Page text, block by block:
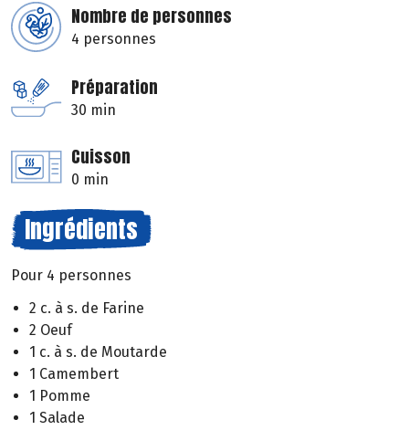
Nombre de personnes
4 personnes
Préparation
30 min
Cuisson
0 min
Ingrédients
Pour 4 personnes
2 c. à s. de Farine
2 Oeuf
1 c. à s. de Moutarde
1 Camembert
1 Pomme
1 Salade